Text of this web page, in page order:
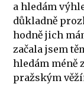
a hledám
důkladně
hodně jich
začala jsem
hledám méně
pražským